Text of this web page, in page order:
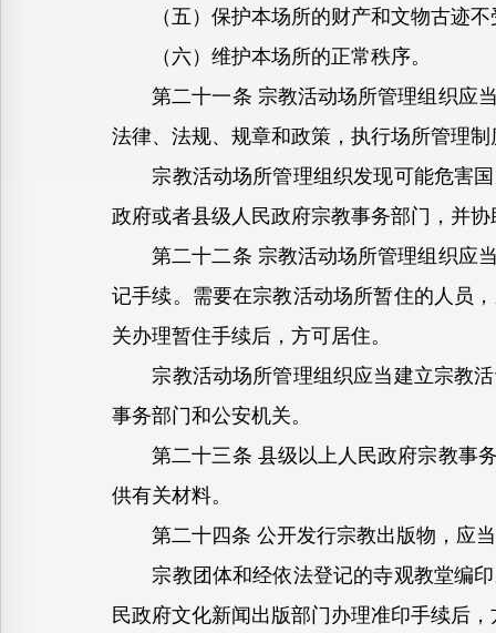
（五）保护本场所的财产和文物古迹不
（六）维护本场所的正常秩序。
第二十一条 宗教活动场所管理组织应当
法律、法规、规章和政策，执行场所管理
宗教活动场所管理组织发现可能危害国
政府或者县级人民政府宗教事务部门，并
第二十二条 宗教活动场所管理组织应当
记手续。需要在宗教活动场所暂住的人员
关办理暂住手续后，方可居住。
宗教活动场所管理组织应当建立宗教活
事务部门和公安机关。
第二十三条 县级以上人民政府宗教事务
供有关材料。
第二十四条 公开发行宗教出版物，应当
宗教团体和经依法登记的寺观教堂编印
民政府文化新闻出版部门办理准印手续后